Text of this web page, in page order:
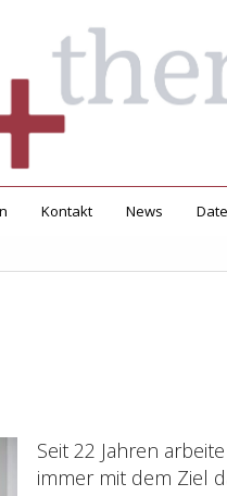
Kontakt News
Seit 22 Jahren
immer mit dem Ziel